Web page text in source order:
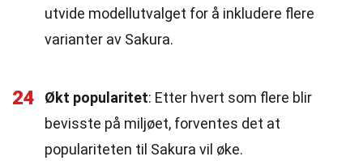
utvide modellutvalget for å inkludere flere
varianter av Sakura.
24 Økt popularitet: Etter hvert som flere blir
bevisste på miljøet, forventes det at
populariteten til Sakura vil øke.